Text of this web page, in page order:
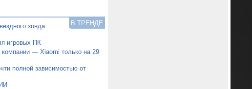
В ТРЕНДЕ
зонда
игровых ПК
компании — Xiaomi только на 29
полной зависимостью от